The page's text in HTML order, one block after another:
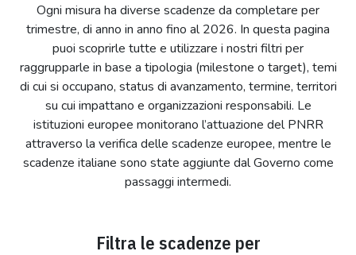
Ogni misura ha diverse scadenze da completare per
trimestre, di anno in anno fino al 2026. In questa pagina
puoi scoprirle tutte e utilizzare i nostri filtri per
raggrupparle in base a tipologia (milestone o target), temi
di cui si occupano, status di avanzamento, termine, territori
su cui impattano e organizzazioni responsabili. Le
istituzioni europee monitorano l’attuazione del PNRR
attraverso la verifica delle scadenze europee, mentre le
scadenze italiane sono state aggiunte dal Governo come
passaggi intermedi.
Filtra le scadenze per